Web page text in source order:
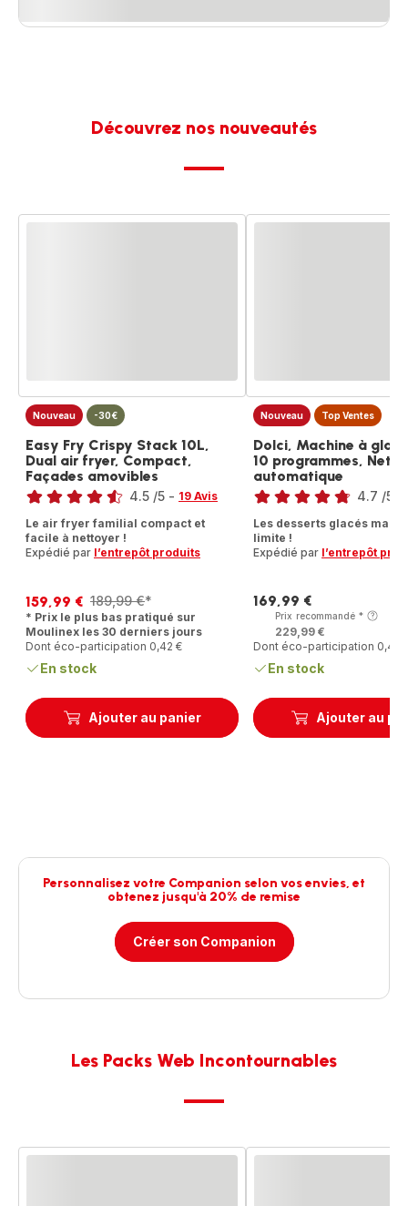
Découvrez nos nouveautés
Ajouter au panier
Nouveau -30€
Easy Fry Crispy Stack 10L,
Dual air fryer, Compact,
Façades amovibles
Note
4.5 /5 - 19 Avis
Le air fryer familial compact et
facile à nettoyer !
Expédié par l’entrepôt produits
Prix
avec
réduction
159,99 €
Prix
initial
189,99 €*
* Prix le plus bas pratiqué sur
Moulinex les 30 derniers jours
Dont éco-participation 0,42 €
En stock
Ajouter au
Nouveau Top Ventes
Dolci, Machine à
10 programmes,
automatique
Note
4.7 /5
Les desserts glacés
limite !
Expédié par l’entrepôt
Prix
169,99 €
Prix recommandé *
229,99 €
Dont éco-participation 0,40
En stock
Personnalisez votre Companion selon vos envies, et
obtenez jusqu'à 20% de remise
Créer son Companion
Les Packs Web Incontournables